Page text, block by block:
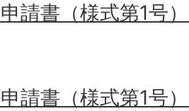
請書（様式第1号
請書（様式第1号